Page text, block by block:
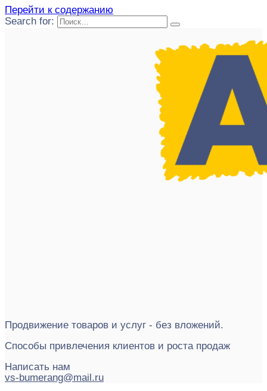
Перейти к содержанию
Search for:
Продвижение товаров и услуг - без вложений.
Способы привлечения клиентов и роста продаж
Написать нам
vs-bumerang@mail.ru